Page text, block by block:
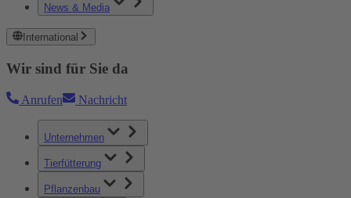
News & Media
International
Wir sind für Sie da
Anrufen Nachricht
Unternehmen
Tierfütterung
Pflanzenbau